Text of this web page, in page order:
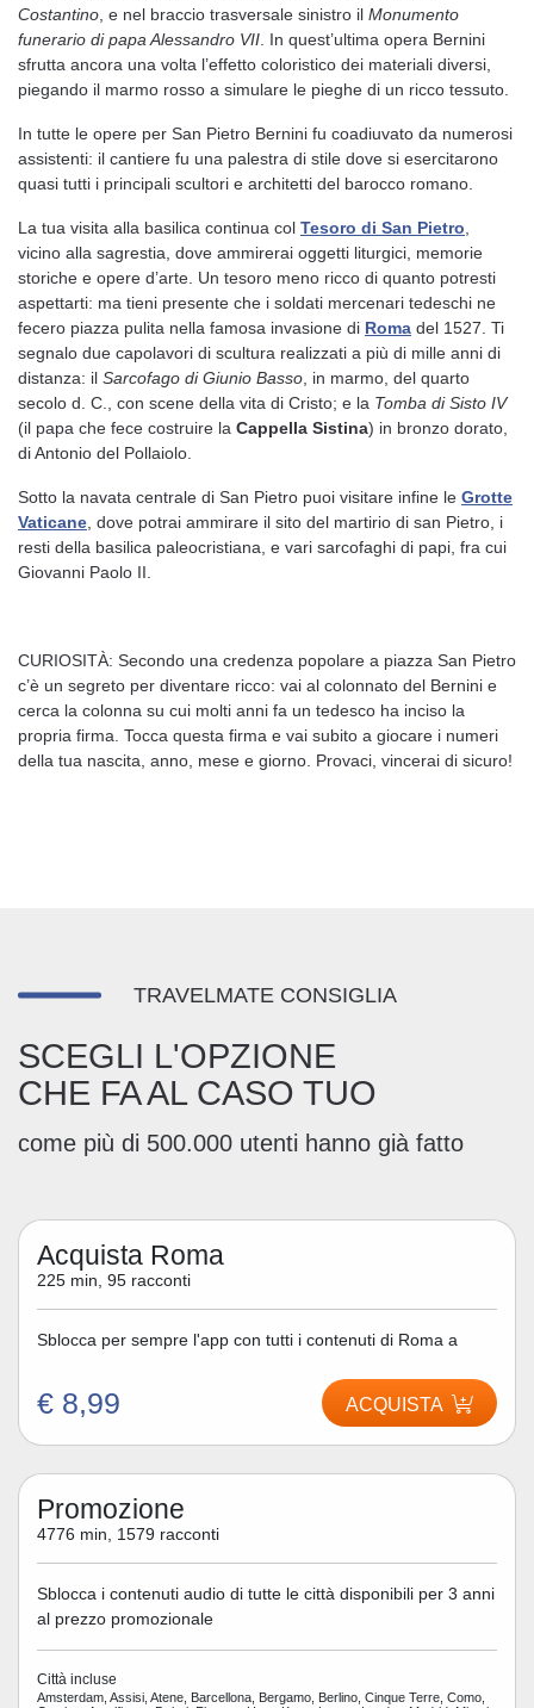
Costantino , e nel braccio trasversale sinistro il Monumento
funerario di papa Alessandro VII . In quest’ultima opera Bernini
sfrutta ancora una volta l’effetto coloristico dei materiali diversi,
piegando il marmo rosso a simulare le pieghe di un ricco tessuto.
In tutte le opere per San Pietro Bernini fu coadiuvato da numerosi
assistenti: il cantiere fu una palestra di stile dove si esercitarono
quasi tutti i principali scultori e architetti del barocco romano.
La tua visita alla basilica continua col Tesoro di San Pietro
vicino alla sagrestia, dove ammirerai oggetti liturgici, memorie
storiche e opere d’arte. Un tesoro meno ricco di quanto potresti
aspettarti: ma tieni presente che i soldati mercenari tedeschi ne
fecero piazza pulita nella famosa invasione di Roma del 1527. Ti
segnalo due capolavori di scultura realizzati a più di mille anni di
distanza: il Sarcofago di Giunio Basso , in marmo, del quarto
secolo d. C., con scene della vita di Cristo; e la Tomba di Sisto IV
(il papa che fece costruire la Cappella Sistina) in bronzo dorato,
di Antonio del Pollaiolo.
Sotto la navata centrale di San Pietro puoi visitare infine le Grotte
Vaticane , dove potrai ammirare il sito del martirio di san Pietro, i
resti della basilica paleocristiana, e vari sarcofaghi di papi, fra cui
Giovanni Paolo II.
CURIOSITÀ: Secondo una credenza popolare a piazza San Pietro
c’è un segreto per diventare ricco: vai al colonnato del Bernini e
cerca la colonna su cui molti anni fa un tedesco ha inciso la
propria firma. Tocca questa firma e vai subito a giocare i numeri
della tua nascita, anno, mese e giorno. Provaci, vincerai di sicuro!
TRAVELMATE CONSIGLIA
SCEGLI L'OPZIONE
CHE FA AL CASO TUO
come più di 500.000 utenti hanno già fatto
Acquista Roma
225 min, 95 racconti
Sblocca per sempre l'app con tutti i contenuti di Roma a
€ 8,99 ACQUISTA
Promozione
4776 min, 1579 racconti
Sblocca i contenuti audio di tutte le città disponibili per 3 anni
al prezzo promozionale
Città incluse
Amsterdam, Assisi, Atene, Barcellona, Bergamo, Berlino, Cinque Terre, Como,